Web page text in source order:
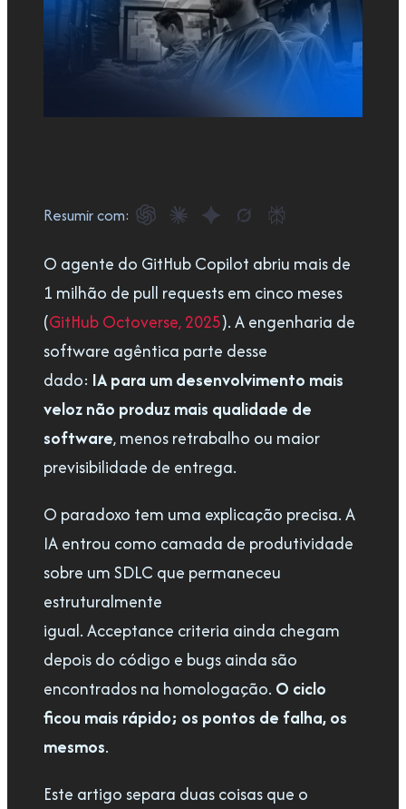
Resumir com:
O agente do GitHub Copilot abriu mais de
1 milhão de pull requests em cinco meses
(GitHub Octoverse, 2025). A engenharia de
software agêntica parte desse
dado: IA para um desenvolvimento mais
veloz não produz mais qualidade de
software, menos retrabalho ou maior
previsibilidade de entrega.
O paradoxo tem uma explicação precisa. A
IA entrou como camada de produtividade
sobre um SDLC que permaneceu
estruturalmente
igual. Acceptance criteria ainda chegam
depois do código e bugs ainda são
encontrados na homologação. O ciclo
ficou mais rápido; os pontos de falha, os
mesmos.
Este artigo separa duas coisas que o